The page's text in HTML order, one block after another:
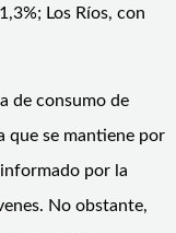
Los Ríos, con
de consumo de
que se mantiene por
por la
No obstante,